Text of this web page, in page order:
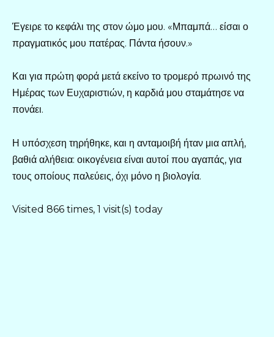
Έγειρε το κεφάλι της στον ώμο μου. «Μπαμπά… είσαι ο
πραγματικός μου πατέρας. Πάντα ήσουν.»
Και για πρώτη φορά μετά εκείνο το τρομερό πρωινό της
Ημέρας των Ευχαριστιών, η καρδιά μου σταμάτησε να
πονάει.
Η υπόσχεση τηρήθηκε, και η ανταμοιβή ήταν μια απλή,
βαθιά αλήθεια: οικογένεια είναι αυτοί που αγαπάς, για
τους οποίους παλεύεις, όχι μόνο η βιολογία.
Visited 866 times, 1 visit(s) today